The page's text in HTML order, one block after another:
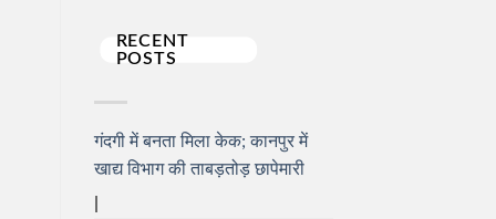
RECENT
POSTS
गंदगी में बनता मिला केक; कानपुर में
खाद्य विभाग की ताबड़तोड़ छापेमारी